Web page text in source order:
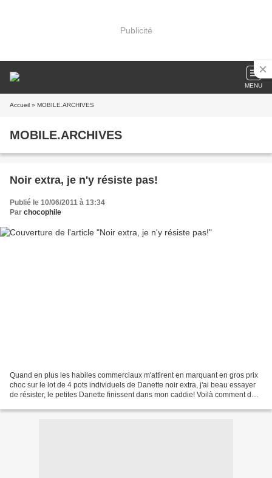
Publicité
MENU
Accueil » MOBILE.ARCHIVES
MOBILE.ARCHIVES
Noir extra, je n'y résiste pas!
Publié le 10/06/2011 à 13:34
Par chocophile
Quand en plus les habiles commerciaux m'attirent en marquant en gros prix
choc sur le lot de 4 pots individuels de Danette noir extra, j'ai beau essayer
de résister, le petites Danette finissent dans mon caddie! Voilà comment de